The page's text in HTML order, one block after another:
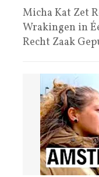
Micha Kat Zet
Wrakingen in
Recht Zaak